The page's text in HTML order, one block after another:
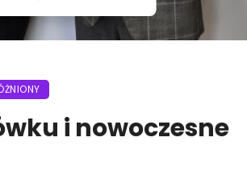
i nowoczesne